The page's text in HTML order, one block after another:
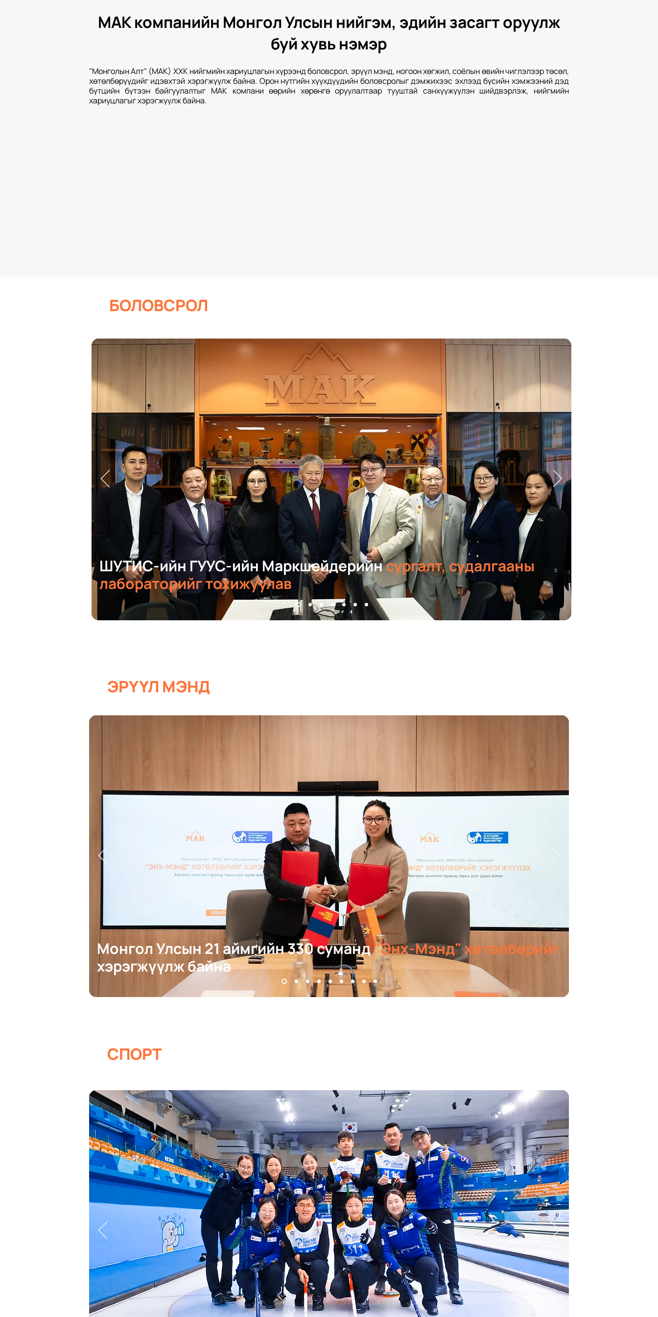
МАК компанийн Монгол Улсын нийгэм, эдийн засагт оруулж
буй хувь нэмэр
"Монголын Алт" (МАК) ХХК нийгмийн хариуцлагын хүрээнд боловсрол, эрүүл мэнд, ногоон хөгжил, соёлын өвийн чиглэлээр төсөл,
хөтөлбөрүүдийг идэвхтэй хэрэгжүүлж байна. Орон нутгийн хүүхдүүдийн боловсролыг дэмжихээс эхлээд бүсийн хэмжээний дэд
бүтцийн бүтээн байгуулалтыг МАК компани өөрийн хөрөнгө оруулалтаар тууштай санхүүжүүлэн шийдвэрлэж, нийгмийн
хариуцлагыг хэрэгжүүлж байна.
БОЛОВСРОЛ
ШУТИС-ийн ГУУС-ийн Маркшейдерийнсургалт, судалгааны
лабораторийг тохижуулав
ЭРҮҮЛ МЭНД
Монгол Улсын 21 аймгийн 330 суманд"Энх-Мэнд" хөтөлбөрийг
хэрэгжүүлж байна
СПОРТ